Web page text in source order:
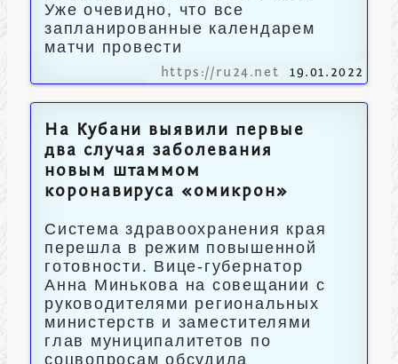
Уже очевидно, что все
запланированные календарем
матчи провести
https://ru24.net 19.01.2022
На Кубани выявили первые
два случая заболевания
новым штаммом
коронавируса «омикрон»
Система здравоохранения края
перешла в режим повышенной
готовности. Вице-губернатор
Анна Минькова на совещании с
руководителями региональных
министерств и заместителями
глав муниципалитетов по
соцвопросам обсудила